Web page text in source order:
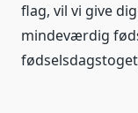
flag, vil vi give
mindeværdig